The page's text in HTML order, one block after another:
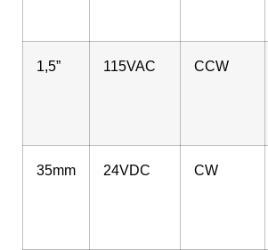
1,5” 115VAC CCW
35mm 24VDC CW